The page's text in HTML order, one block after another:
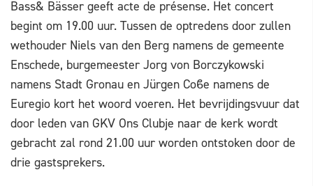
Bass& Bässer geeft acte de présense. Het concert
begint om 19.00 uur. Tussen de optredens door zullen
wethouder Niels van den Berg namens de gemeente
Enschede, burgemeester Jorg von Borczykowski
namens Stadt Gronau en Jürgen Coϐe namens de
Euregio kort het woord voeren. Het bevrijdingsvuur dat
door leden van GKV Ons Clubje naar de kerk wordt
gebracht zal rond 21.00 uur worden ontstoken door de
drie gastsprekers.